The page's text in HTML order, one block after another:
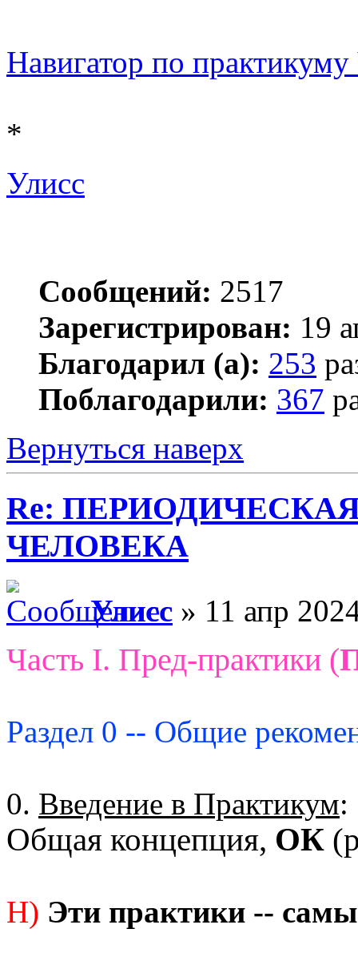
Навигатор по
*
Улисс
Сообщений: 2517
Зарегистрирован: 19
Благодарил (а): 253
Поблагодарили: 367
Вернуться наверх
Re:
ЧЕЛОВЕКА
Улисс » 11 апр
Часть I. Пред-практики (
Раздел 0 -- Общие
0. Введение в Практикум:
Общая концепция, ОК
Н) Эти практики --